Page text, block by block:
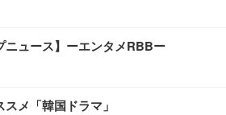
ニュース】ーエンタメRBBー
メ「韓国ドラマ」